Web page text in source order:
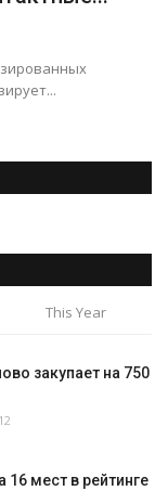
This Year
закупает на 750
12
16 мест в рейтинге